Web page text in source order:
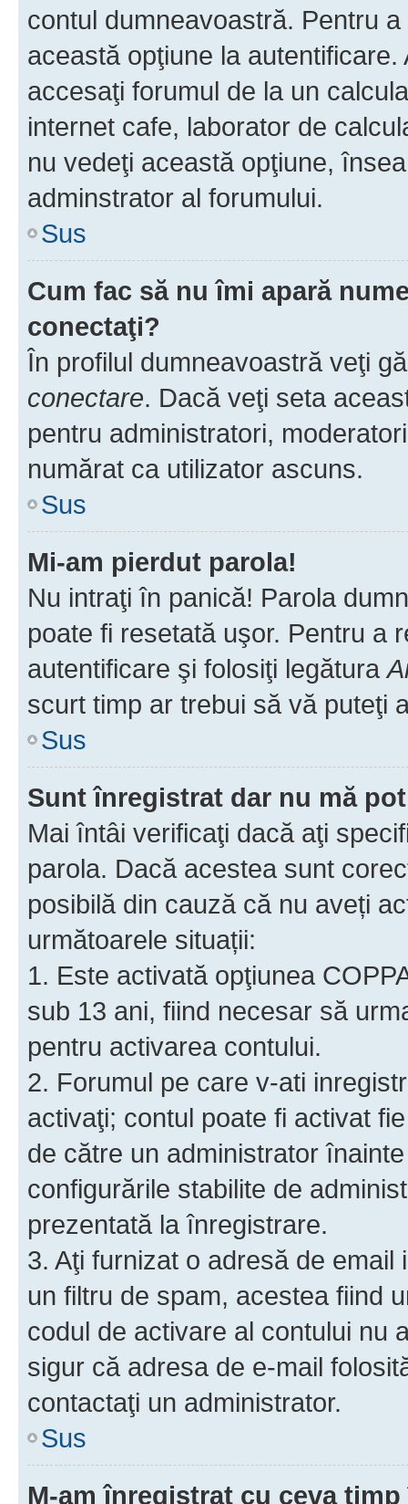
contul dumneavoastră. Pentru
această opţiune la
accesaţi forumul de la un
internet cafe, laborator de
nu vedeţi această opţiune,
adminstrator al forumului.
Sus
Cum fac să nu îmi apară
conectaţi?
În profilul dumneavoastră veţi
conectare. Dacă veţi seta
pentru administratori,
numărat ca utilizator ascuns.
Sus
Mi-am pierdut parola!
Nu intraţi în panică! Parola
poate fi resetată uşor. Pentru a
autentificare şi folosiţi legătura
scurt timp ar trebui să vă puteţi
Sus
Sunt înregistrat dar nu mă
Mai întâi verificaţi dacă aţi
parola. Dacă acestea sunt
posibilă din cauză că nu aveți
următoarele situații:
1. Este activată opţiunea
sub 13 ani, fiind necesar să
pentru activarea contului.
2. Forumul pe care v-ati
activaţi; contul poate fi activat
de către un administrator
configurările stabilite de
prezentată la înregistrare.
3. Aţi furnizat o adresă de
un filtru de spam, acestea fiind
codul de activare al contului nu
sigur că adresa de e-mail
contactaţi un administrator.
Sus
M-am înregistrat cu ceva